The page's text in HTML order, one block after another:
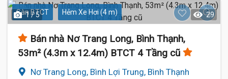
Sàn BTCT Hẻm Xe Hơi (4 m)
1 / 5 29
Bán nhà Nơ Trang Long, Bình Thạnh,
53m² (4.3m x 12.4m) BTCT 4 Tầng cũ
Nơ Trang Long, Bình Lợi Trung, Bình Thạnh